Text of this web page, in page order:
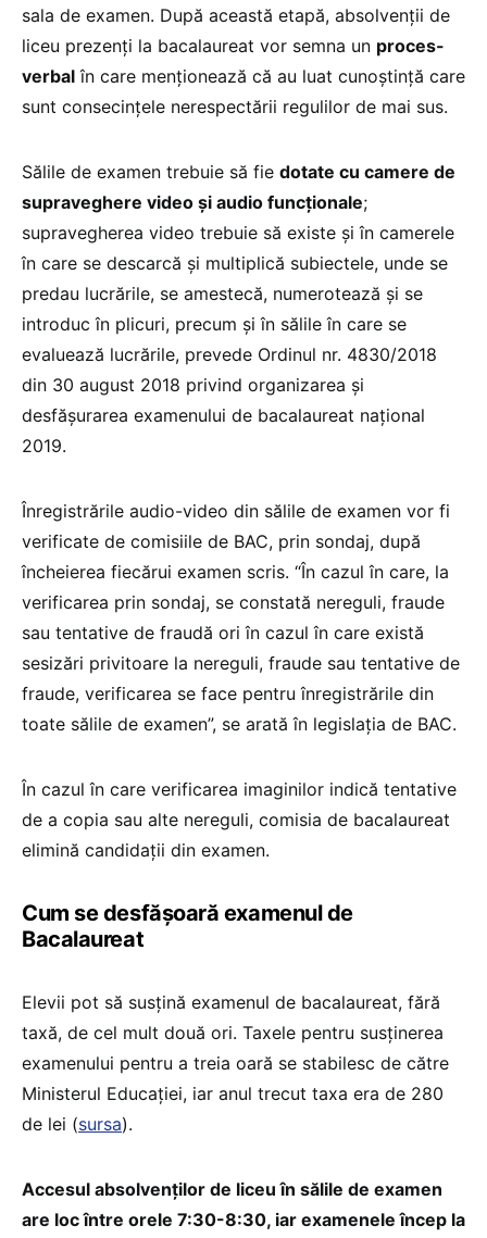
sala de examen. După această etapă, absolvenții de
liceu prezenți la bacalaureat vor semna un proces-
verbal în care menționează că au luat cunoștință care
sunt consecințele nerespectării regulilor de mai sus.
Sălile de examen trebuie să fie dotate cu camere de
supraveghere video și audio funcționale;
supravegherea video trebuie să existe și în camerele
în care se descarcă și multiplică subiectele, unde se
predau lucrările, se amestecă, numerotează și se
introduc în plicuri, precum și în sălile în care se
evaluează lucrările, prevede Ordinul nr. 4830/2018
din 30 august 2018 privind organizarea și
desfășurarea examenului de bacalaureat național
2019.
Înregistrările audio-video din sălile de examen vor fi
verificate de comisiile de BAC, prin sondaj, după
încheierea fiecărui examen scris. “În cazul în care, la
verificarea prin sondaj, se constată nereguli, fraude
sau tentative de fraudă ori în cazul în care există
sesizări privitoare la nereguli, fraude sau tentative de
fraude, verificarea se face pentru înregistrările din
toate sălile de examen”, se arată în legislația de BAC.
În cazul în care verificarea imaginilor indică tentative
de a copia sau alte nereguli, comisia de bacalaureat
elimină candidații din examen.
Cum se desfășoară examenul de
Bacalaureat
Elevii pot să susțină examenul de bacalaureat, fără
taxă, de cel mult două ori. Taxele pentru susținerea
examenului pentru a treia oară se stabilesc de către
Ministerul Educației, iar anul trecut taxa era de 280
de lei (sursa).
Accesul absolvenților de liceu în sălile de examen
are loc între orele 7:30-8:30, iar examenele încep la